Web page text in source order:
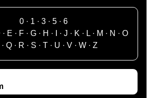
0· 1 · 3· 5· 6
· E · F ·G · H · ·J · K · L · M · N ·O
· Q· R · S · T· U · V· W· Z